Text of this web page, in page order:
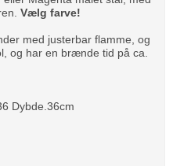
Vælg farve!
med justerbar flamme, og
og har en brænde tid på ca.
Dybde.36cm